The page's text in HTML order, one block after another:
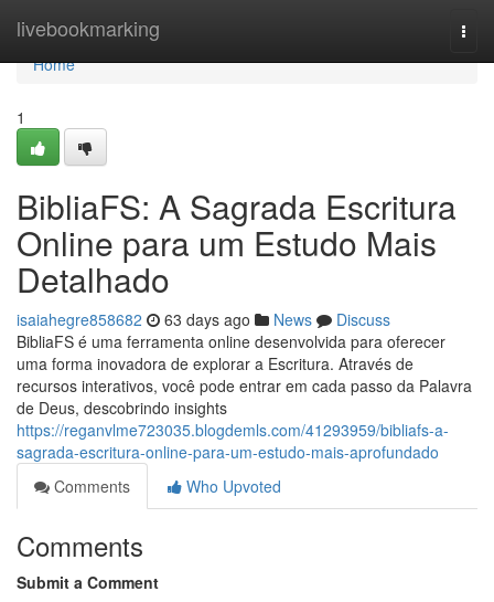
livebookmarking
Home
Home
1
BibliaFS: A Sagrada Escritura
Online para um Estudo Mais
Detalhado
isaiahegre858682 63 days ago News
Discuss
BibliaFS é uma ferramenta online desenvolvida para oferecer
uma forma inovadora de explorar a Escritura. Através de
recursos interativos, você pode entrar em cada passo da Palavra
de Deus, descobrindo insights
https://reganvlme723035.blogdemls.com/41293959/bibliafs-a-
sagrada-escritura-online-para-um-estudo-mais-aprofundado
Comments
Who Upvoted
Comments
Submit a Comment